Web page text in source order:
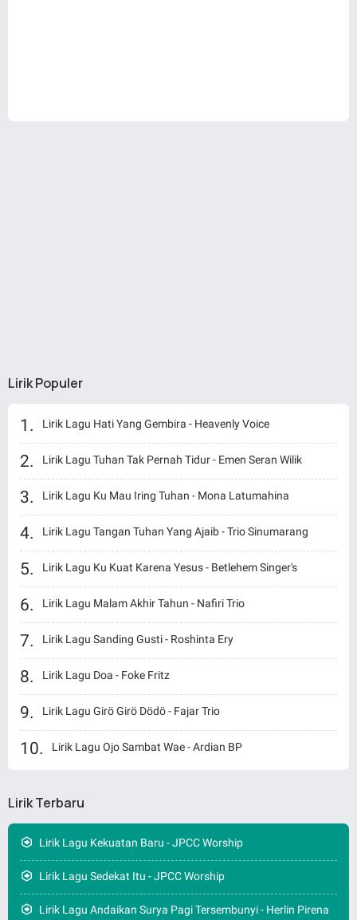
Lirik Populer
Lirik Lagu Hati Yang Gembira - Heavenly Voice
Lirik Lagu Tuhan Tak Pernah Tidur - Emen Seran Wilik
Lirik Lagu Ku Mau Iring Tuhan - Mona Latumahina
Lirik Lagu Tangan Tuhan Yang Ajaib - Trio Sinumarang
Lirik Lagu Ku Kuat Karena Yesus - Betlehem Singer's
Lirik Lagu Malam Akhir Tahun - Nafiri Trio
Lirik Lagu Sanding Gusti - Roshinta Ery
Lirik Lagu Doa - Foke Fritz
Lirik Lagu Girö Girö Dödö - Fajar Trio
Lirik Lagu Ojo Sambat Wae - Ardian BP
Lirik Terbaru
Lirik Lagu Kekuatan Baru - JPCC Worship
Lirik Lagu Sedekat Itu - JPCC Worship
Lirik Lagu Andaikan Surya Pagi Tersembunyi - Herlin Pirena